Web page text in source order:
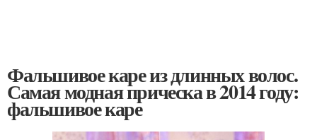
Фальшивое каре из длинных волос.
Самая модная прическа в 2014 году:
фальшивое каре